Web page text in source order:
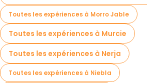
Toutes les expériences à Morro Jable
Toutes les expériences à Murcie
Toutes les expériences à Nerja
Toutes les expériences à Niebla